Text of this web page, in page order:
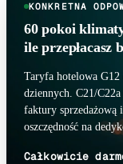
KONKRETNA
60 pokoi
ile przepłacasz
Taryfa hotelowa
dziennych. C21/
faktury
oszczędność na
Całkowicie